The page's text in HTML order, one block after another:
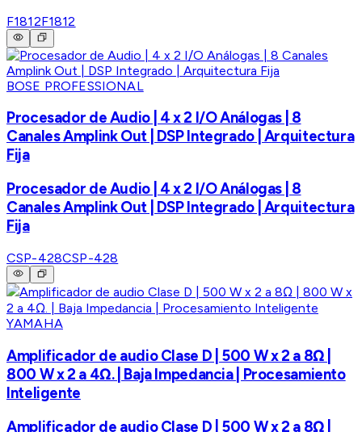
F1812F1812
BOSE PROFESSIONAL
Procesador de Audio | 4 x 2 I/O Análogas | 8
Canales Amplink Out | DSP Integrado | Arquitectura
Fija
Procesador de Audio | 4 x 2 I/O Análogas | 8
Canales Amplink Out | DSP Integrado | Arquitectura
Fija
CSP-428CSP-428
YAMAHA
Amplificador de audio Clase D | 500 W x 2 a 8Ω |
800 W x 2 a 4Ω. | Baja Impedancia | Procesamiento
Inteligente
Amplificador de audio Clase D | 500 W x 2 a 8Ω |